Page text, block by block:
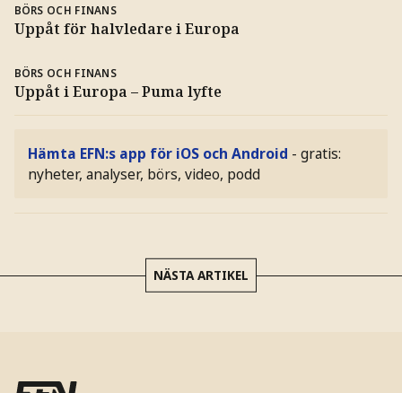
BÖRS OCH FINANS
Uppåt för halvledare i Europa
BÖRS OCH FINANS
Uppåt i Europa – Puma lyfte
Hämta EFN:s app för iOS och Android - gratis:
nyheter, analyser, börs, video, podd
NÄSTA ARTIKEL